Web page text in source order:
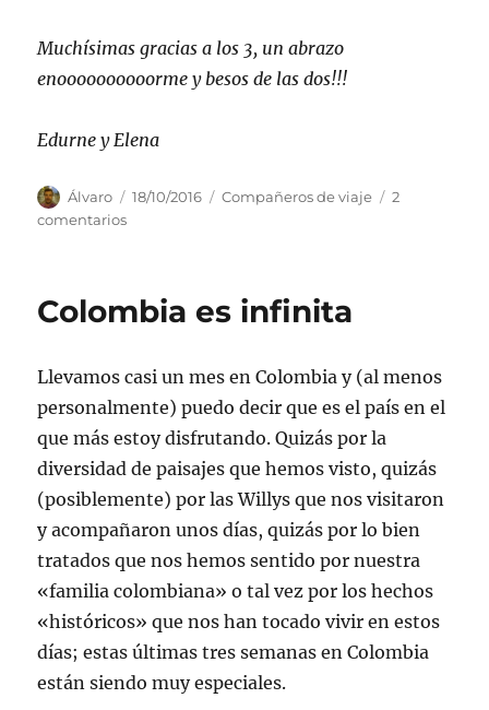
Muchísimas gracias a los 3, un abrazo
enoooooooooorme y besos de las dos!!!
Edurne y Elena
Autor
Álvaro
Publicado
18/10/2016 Categorías
Compañeros de viaje
2
comentariosen
Colombia es infinita
Llevamos casi un mes en Colombia y (al menos
personalmente) puedo decir que es el país en el
que más estoy disfrutando. Quizás por la
diversidad de paisajes que hemos visto, quizás
(posiblemente) por las Willys que nos visitaron
y acompañaron unos días, quizás por lo bien
tratados que nos hemos sentido por nuestra
«familia colombiana» o tal vez por los hechos
«históricos» que nos han tocado vivir en estos
días; estas últimas tres semanas en Colombia
están siendo muy especiales.